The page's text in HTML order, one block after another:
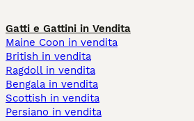
Gatti e Gattini in Vendita
Maine Coon in vendita
British in vendita
Ragdoll in vendita
Bengala in vendita
Scottish in vendita
Persiano in vendita